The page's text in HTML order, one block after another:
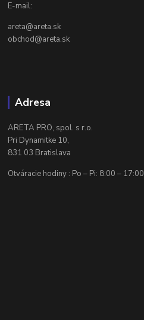
E-mail:
areta@areta.sk
obchod@areta.sk
Adresa
ARETA PRO, spol. s r.o.
Pri Dynamitke 10,
831 03 Bratislava
Otváracie hodiny : Po – Pi: 8:00 – 17:00